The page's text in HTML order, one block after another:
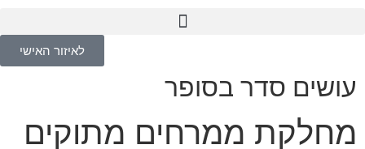
לאיזור האישי
עושים סדר בסופר
מחלקת ממרחים מתוקים